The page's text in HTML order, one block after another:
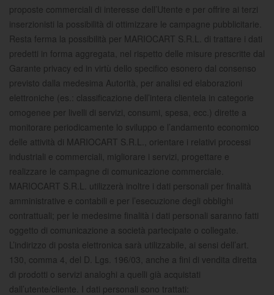
proposte commerciali di interesse dell’Utente e per offrire ai terzi
inserzionisti la possibilità di ottimizzare le campagne pubblicitarie.
Resta ferma la possibilità per MARIOCART S.R.L. di trattare i dati
predetti in forma aggregata, nel rispetto delle misure prescritte dal
Garante privacy ed in virtù dello specifico esonero dal consenso
previsto dalla medesima Autorità, per analisi ed elaborazioni
elettroniche (es.: classificazione dell’intera clientela in categorie
omogenee per livelli di servizi, consumi, spesa, ecc.) dirette a
monitorare periodicamente lo sviluppo e l’andamento economico
delle attività di MARIOCART S.R.L., orientare i relativi processi
industriali e commerciali, migliorare i servizi, progettare e
realizzare le campagne di comunicazione commerciale.
MARIOCART S.R.L. utilizzerà inoltre i dati personali per finalità
amministrative e contabili e per l’esecuzione degli obblighi
contrattuali; per le medesime finalità i dati personali saranno fatti
oggetto di comunicazione a società partecipate o collegate.
L’indirizzo di posta elettronica sarà utilizzabile, ai sensi dell’art.
130, comma 4, del D. Lgs. 196/03, anche a fini di vendita diretta
di prodotti o servizi analoghi a quelli già acquistati
dall’utente/cliente. I dati personali sono trattati: